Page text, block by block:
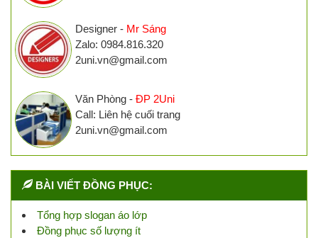
Designer - Mr Sáng
Zalo: 0984.816.320
2uni.vn@gmail.com
Văn Phòng - ĐP 2Uni
Call: Liên hệ cuối trang
2uni.vn@gmail.com
BÀI VIẾT ĐỒNG PHỤC:
Tổng hợp slogan áo lớp
Đồng phục số lượng ít